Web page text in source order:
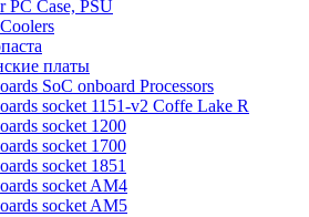
PC Case, PSU
платы
SoC onboard Processors
socket 1151-v2 Coffe Lake R
socket 1200
socket 1700
socket 1851
socket AM4
socket AM5